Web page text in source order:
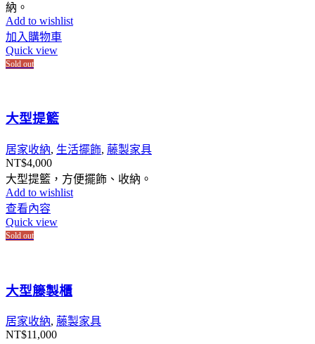
納。
Add to wishlist
加入購物車
Quick view
Sold out
⼤型提籃
居家收納, 生活擺飾, 藤製家具
NT$4,000
大型提籃，方便擺飾、收納。
Add to wishlist
查看內容
Quick view
Sold out
大型籐製櫃
居家收納, 藤製家具
NT$11,000